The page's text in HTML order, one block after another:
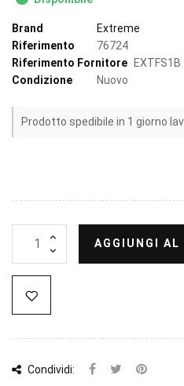
Brand
Extreme
Riferimento
76724
Riferimento Fornitore EXTFS1B
Condizione
Nuovo
Prodotto spedibile in 1 giorno
AGGIUNGI AL
Condividi: